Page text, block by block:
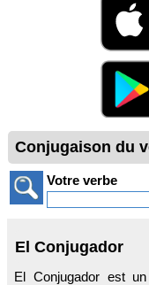
Conjugaison du
Votre verbe
El Conjugador
El Conjugador est